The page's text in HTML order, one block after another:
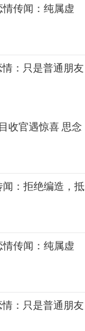
传闻：纯属虚
：只是普通朋友
收官遇惊喜 思念
：拒绝编造，抵
传闻：纯属虚
：只是普通朋友